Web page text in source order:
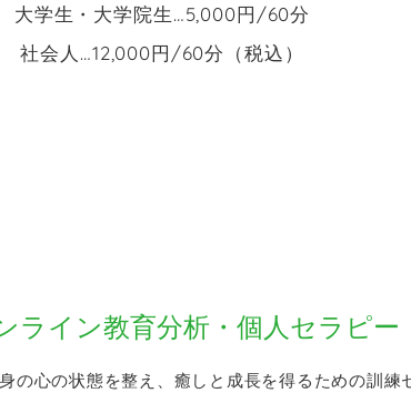
大学生・大学院生…5,000円/60分
社会人 …12,000円/60分（税込）
ライン教育分析・個人セラピー
の心の状態を整え、癒しと成長を得るための訓練